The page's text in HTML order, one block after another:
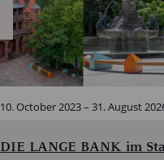
DIE LANGE BANK im
10. October 2023–31. August